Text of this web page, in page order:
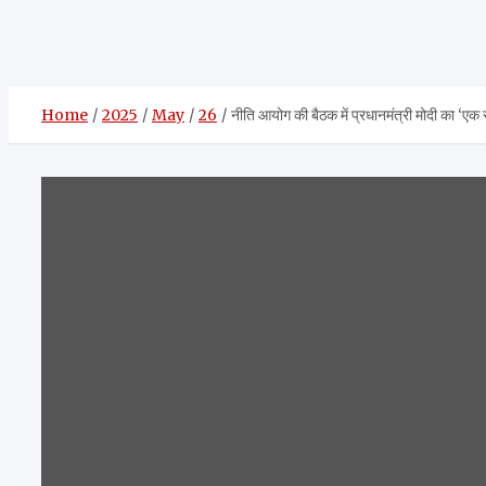
Home 2025 May 26 नीति आयोग की बैठक में प्रधानमंत्री मोदी का